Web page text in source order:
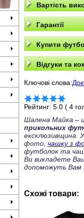
Вартість
Гарантії
Купити
Відгуки та
Ключові слова:
Рейтинг: 5.0 ( 4
Шалена Майка –
прикольних
ексклюзивщина.
фото, чашку з
футболок та
Ви викладете
допоможуть Вам
Схожі товари: